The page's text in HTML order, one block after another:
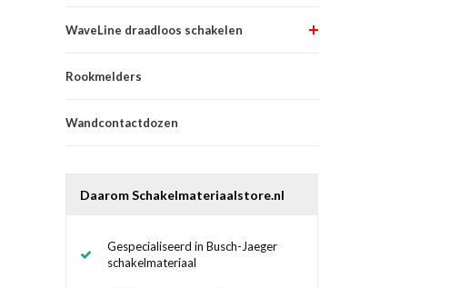
WaveLine draadloos schakelen
Rookmelders
Wandcontactdozen
Daarom Schakelmateriaalstore.nl
Gespecialiseerd in Busch-Jaeger
schakelmateriaal